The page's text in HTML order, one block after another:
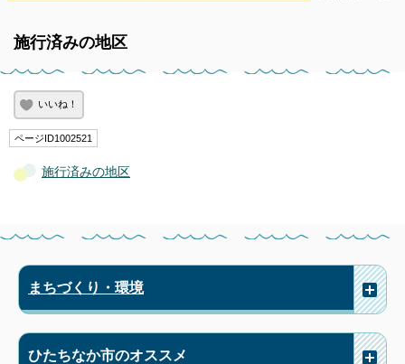
施行済みの地区
いいね！
ページID1002521
施行済みの地区
まちづくり・環境
ひたちなか市のオススメ